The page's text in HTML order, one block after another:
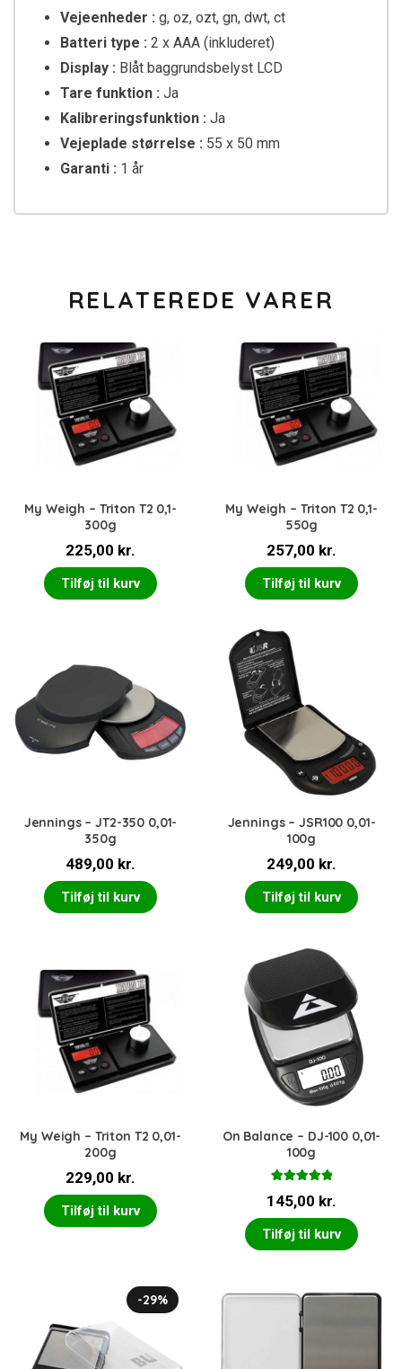
Vejeenheder : g, oz, ozt, gn, dwt, ct
Batteri type : 2 x AAA (inkluderet)
Display : Blåt baggrundsbelyst LCD
Tare funktion : Ja
Kalibreringsfunktion : Ja
Vejeplade størrelse : 55 x 50 mm
Garanti : 1 år
RELATEREDE VARER
My Weigh – Triton T2 0,1-
300g
225,00 kr.
Tilføj til kurv
My Weigh – Triton T2 0,1-
550g
257,00 kr.
Tilføj til kurv
Jennings – JT2-350 0,01-
350g
489,00 kr.
Tilføj til kurv
Jennings – JSR100 0,01-
100g
249,00 kr.
Tilføj til kurv
My Weigh – Triton T2 0,01-
200g
229,00 kr.
Tilføj til kurv
On Balance – DJ-100 0,01-
100g
5.00ud af 5
145,00 kr.
Tilføj til kurv
-29%